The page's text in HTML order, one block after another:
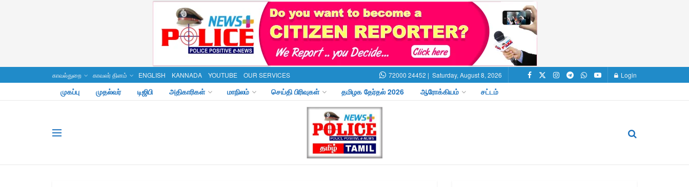
காவல்துறை காவலர் தினம் ENGLISH KANNADA YOUTUBE OUR SERVICES 72000 24452 | Saturday, August 8, 2026 Login
முகப்பு முதல்வர் டிஜிபி அதிகாரிகள் மாநிலம் செய்தி பிரிவுகள் தமிழக தேர்தல் 2026 ஆரோக்கியம் சட்டம்